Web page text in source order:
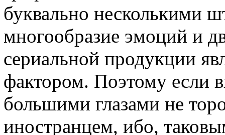
буквально несколькими
многообразие эмоций и
сериальной продукции
фактором. Поэтому если
большими глазами не
иностранцем, ибо,